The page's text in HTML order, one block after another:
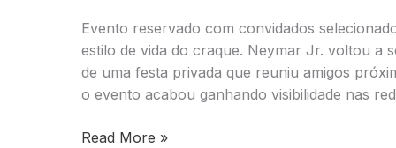
Evento reservado com convidados
estilo de vida do craque. Neymar Jr. voltou a
de uma festa privada que reuniu amigos
o evento acabou ganhando visibilidade nas
Neymar
Read More »